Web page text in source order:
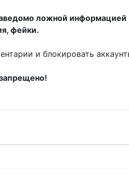
ложной информацией
фейки.
и блокировать